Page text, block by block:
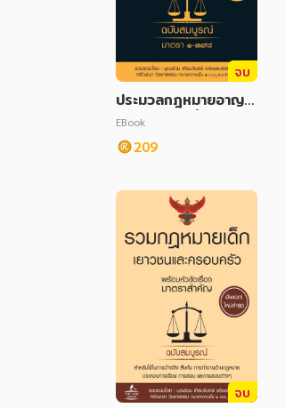
จบ
ประมวลกฎหมายอาญา
พร้อมหัวข้อเรื่องทุกมา
ตรา ฉบับสมบูรณ์
EBook
209
จบ